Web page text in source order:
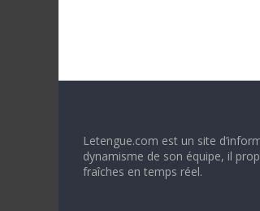
Letengue.com est un site
dynamisme de son équipe, il
fraîches en temps réel.